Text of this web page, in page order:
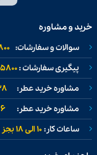
خرید و مشاوره
سوالات و سفارشات:
پیگیری سفارشات :
مشاوره خرید عطر:
مشاوره خرید عطر:
ساعات کار:۱۰ الی ۱۸ بجز تعطیلات